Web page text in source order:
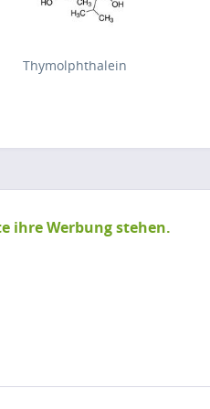
Thymolphthalein
ihre Werbung stehen.